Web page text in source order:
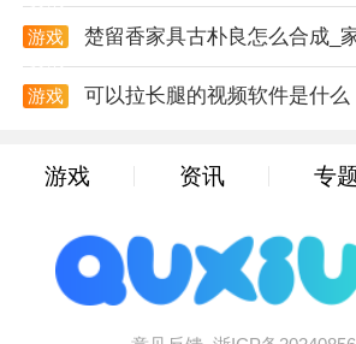
1.战斗中的怪物可以享受装备掉落的
面感觉不错，而且奖励也很丰富。
2.大型地图使您可以随时运行，记录
3.当玩家从黑暗中醒来时，他必须在
游戏
楚留香家具古朴良怎么合成_
游戏
可以拉长腿的视频软件是什
游戏 资讯 专